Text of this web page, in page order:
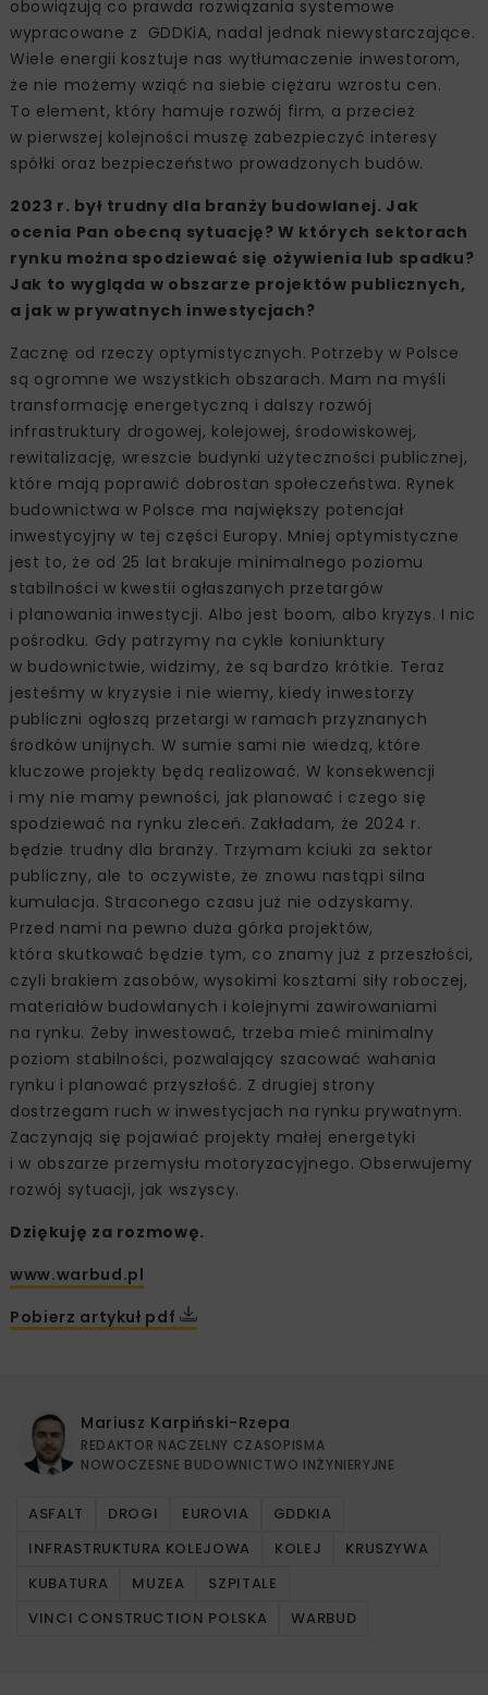
obowiązują co prawda rozwiązania systemowe
wypracowane z GDDKiA, nadal jednak niewystarczające.
Wiele energii kosztuje nas wytłumaczenie inwestorom,
że nie możemy wziąć na siebie ciężaru wzrostu cen.
To element, który hamuje rozwój firm, a przecież
w pierwszej kolejności muszę zabezpieczyć interesy
spółki oraz bezpieczeństwo prowadzonych budów.
2023 r. był trudny dla branży budowlanej. Jak
ocenia Pan obecną sytuację? W których sektorach
rynku można spodziewać się ożywienia lub spadku?
Jak to wygląda w obszarze projektów publicznych,
a jak w prywatnych inwestycjach?
Zacznę od rzeczy optymistycznych. Potrzeby w Polsce
są ogromne we wszystkich obszarach. Mam na myśli
transformację energetyczną i dalszy rozwój
infrastruktury drogowej, kolejowej, środowiskowej,
rewitalizację, wreszcie budynki użyteczności publicznej,
które mają poprawić dobrostan społeczeństwa. Rynek
budownictwa w Polsce ma największy potencjał
inwestycyjny w tej części Europy. Mniej optymistyczne
jest to, że od 25 lat brakuje minimalnego poziomu
stabilności w kwestii ogłaszanych przetargów
i planowania inwestycji. Albo jest boom, albo kryzys. I nic
pośrodku. Gdy patrzymy na cykle koniunktury
w budownictwie, widzimy, że są bardzo krótkie. Teraz
jesteśmy w kryzysie i nie wiemy, kiedy inwestorzy
publiczni ogłoszą przetargi w ramach przyznanych
środków unijnych. W sumie sami nie wiedzą, które
kluczowe projekty będą realizować. W konsekwencji
i my nie mamy pewności, jak planować i czego się
spodziewać na rynku zleceń. Zakładam, że 2024 r.
będzie trudny dla branży. Trzymam kciuki za sektor
publiczny, ale to oczywiste, że znowu nastąpi silna
kumulacja. Straconego czasu już nie odzyskamy.
Przed nami na pewno duża górka projektów,
która skutkować będzie tym, co znamy już z przeszłości,
czyli brakiem zasobów, wysokimi kosztami siły roboczej,
materiałów budowlanych i kolejnymi zawirowaniami
na rynku. Żeby inwestować, trzeba mieć minimalny
poziom stabilności, pozwalający szacować wahania
rynku i planować przyszłość. Z drugiej strony
dostrzegam ruch w inwestycjach na rynku prywatnym.
Zaczynają się pojawiać projekty małej energetyki
i w obszarze przemysłu motoryzacyjnego. Obserwujemy
rozwój sytuacji, jak wszyscy.
Dziękuję za rozmowę.
www.warbud.pl
Pobierz artykuł pdf
Mariusz Karpiński-Rzepa
REDAKTOR NACZELNY CZASOPISMA
NOWOCZESNE BUDOWNICTWO INŻYNIERYJNE
ASFALT DROGI EUROVIA
GDDKIA
INFRASTRUKTURA KOLEJOWA
KOLEJ
KRUSZYWA
KUBATURA
MUZEA
SZPITALE
VINCI CONSTRUCTION POLSKA
WARBUD